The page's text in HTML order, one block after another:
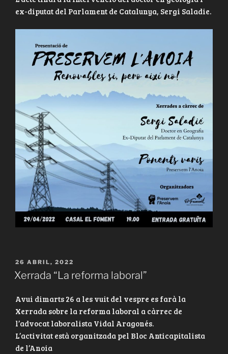
ex-diputat del Parlament de Catalunya, Sergi Saladie.
PUBLICAT
A
26 ABRIL, 2022
Xerrada “La reforma laboral”
Avui dimarts 26 a les vuit del vespre es farà la
Xerrada sobre la reforma laboral a càrrec de
l’advocat laboralista Vidal Aragonés.
L’activitat està organitzada pel Bloc Anticapitalista
de l’Anoia